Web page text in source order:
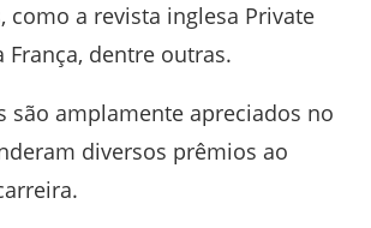
como a revista inglesa Private
França, dentre outras.
são amplamente apreciados no
diversos prêmios ao